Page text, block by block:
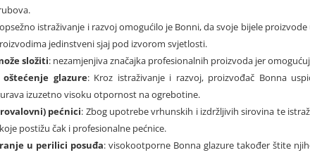
istraživanje i razvoj omogućilo je Bonni, da svoje bijele
jedinstveni sjaj pod izvorom svjetlosti.
složiti: nezamjenjiva značajka profesionalnih proizvoda jer
glazure: Kroz istraživanje i razvoj, proizvođač Bonna
izuzetno visoku otpornost na ogrebotine.
pećnici: Zbog upotrebe vrhunskih i izdržljivih sirovina te
postižu čak i profesionalne pećnice.
u perilici posuđa: visokootporne Bonna glazure također štite